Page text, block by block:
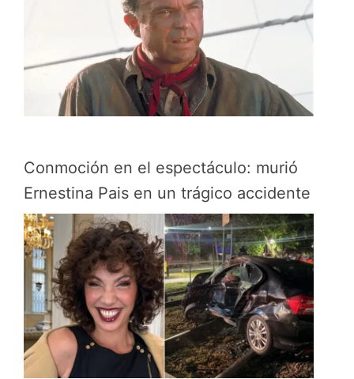
Conmoción en el espectáculo: murió
Ernestina Pais en un trágico accidente